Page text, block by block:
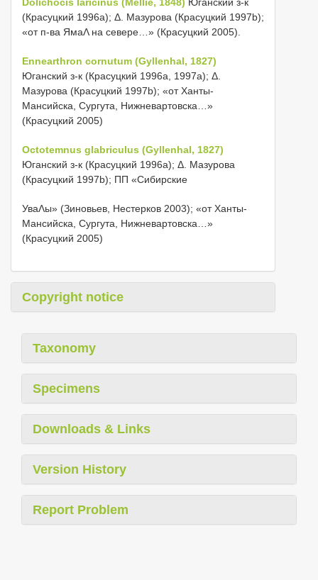
(Красуцкий 1996а); Δ. Мазурова (Красуцкий 1997b);
«от п-ва ЯмаΛ на севере…» (Красуцкий 2005).
Ennearthron cornutum (Gyllenhal, 1827)
Юганский з-к (Красуцкий 1996а, 1997а); Δ.
Мазурова (Красуцкий 1997b); «от Ханты-
Мансийска, Сургута, Нижневартовска…»
(Красуцкий 2005)
Octotemnus glabriculus (Gyllenhal, 1827)
Юганский з-к (Красуцкий 1996а); Δ. Мазурова
(Красуцкий 1997b); ПП «Сибирские
УваΛы» (Зиновьев, Нестерков 2003); «от Ханты-
Мансийска, Сургута, Нижневартовска…»
(Красуцкий 2005)
Copyright notice
Taxonomy
Specimens
Downloads & Links
Version History
Report Problem